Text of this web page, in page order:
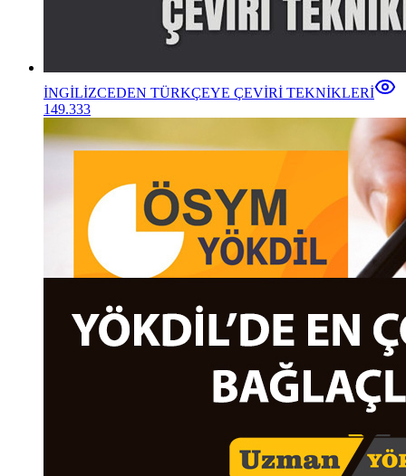
İNGİLİZCEDEN TÜRKÇEYE ÇEVİRİ TEKNİKLERİ
149.333